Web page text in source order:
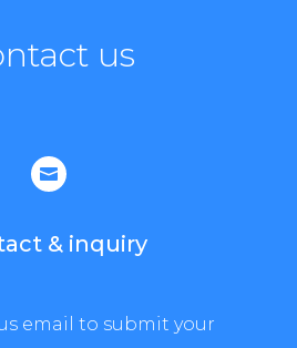
us

& inquiry
email to submit your